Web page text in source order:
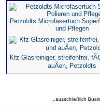
Petzoldts Microfasertuch
und Pflegen
Kfz-Glasreiniger, streifenfrei,
auÃen, Petzoldts
...ausschließlich